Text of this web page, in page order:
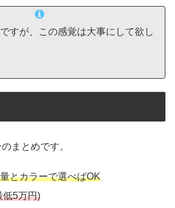
すが、この感覚は大事にして欲し
まとめです。
とカラーで選べばOK
低5万円)